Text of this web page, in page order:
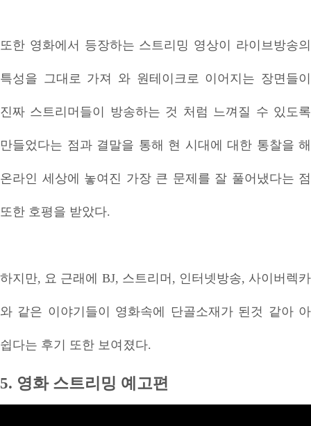
또한 영화에서 등장하는 스트리밍 영상이 라이브방송의
특성을 그대로 가져 와 원테이크로 이어지는 장면들이
진짜 스트리머들이 방송하는 것 처럼 느껴질 수 있도록
만들었다는 점과 결말을 통해 현 시대에 대한 통찰을 해
온라인 세상에 놓여진 가장 큰 문제를 잘 풀어냈다는 점
또한 호평을 받았다.
하지만, 요 근래에 BJ, 스트리머, 인터넷방송, 사이버렉카
와 같은 이야기들이 영화속에 단골소재가 된것 같아 아
쉽다는 후기 또한 보여졌다.
5. 영화 스트리밍 예고편